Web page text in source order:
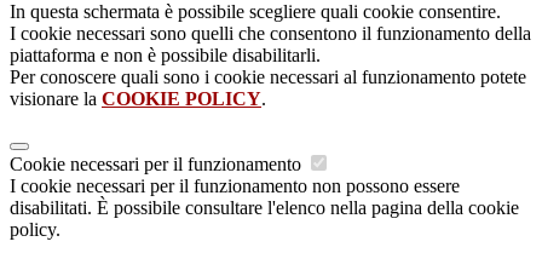
In questa schermata è possibile scegliere quali cookie consentire.
I cookie necessari sono quelli che consentono il funzionamento della
piattaforma e non è possibile disabilitarli.
Per conoscere quali sono i cookie necessari al funzionamento potete
visionare la COOKIE POLICY.
Cookie necessari per il funzionamento
I cookie necessari per il funzionamento non possono essere
disabilitati. È possibile consultare l'elenco nella pagina della cookie
policy.